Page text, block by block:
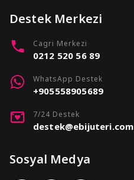
Destek Merkezi
Cagri Merkezi
0212 520 56 89
WhatsApp Destek
+905558905689
7/24 Destek
destek@ebijuteri.com
Sosyal Medya